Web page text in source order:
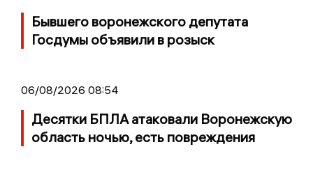
Бывшего воронежского депутата
Госдумы объявили в розыск
06/08/2026 08:54
Десятки БПЛА атаковали Воронежскую
область ночью, есть повреждения